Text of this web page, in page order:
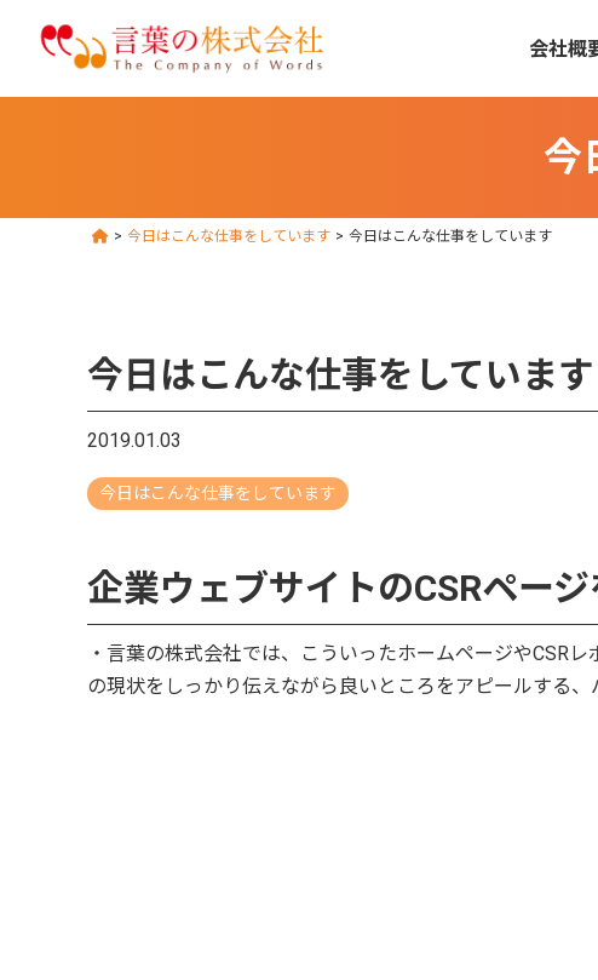
会社概
今
> 今日はこんな仕事をしています > 今日はこんな仕事をしています
今日はこんな仕事をしています
2019.01.03
今日はこんな仕事をしています
企業ウェブサイトのCSRページ
・言葉の株式会社では、こういったホームページやCSR
の現状をしっかり伝えながら良いところをアピールする、